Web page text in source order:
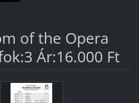
of the Opera
Ár:16.000 Ft